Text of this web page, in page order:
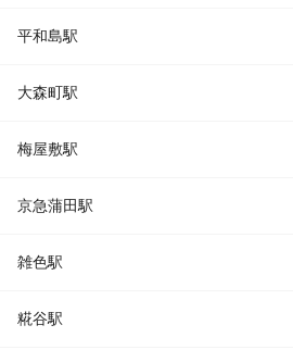
平和島駅
大森町駅
梅屋敷駅
京急蒲田駅
雑色駅
糀谷駅